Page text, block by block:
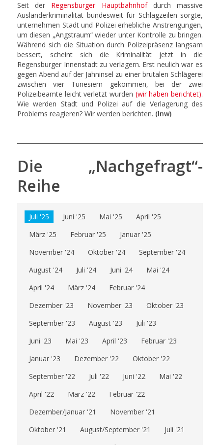
Seit der Regensburger Hauptbahnhofdurch massive
Ausländerkriminalität bundesweit für Schlagzeilen sorgte,
unternehmen Stadt und Polizei erhebliche Anstrengungen,
um diesen „Angstraum“ wieder unter Kontrolle zu bringen.
Während sich die Situation durch Polizeipräsenz langsam
bessert, scheint sich die Kriminalität jetzt in die
Regensburger Innenstadt zu verlagern. Erst neulich war es
gegen Abend auf der Jahninsel zu einer brutalen Schlägerei
zwischen vier Tunesiern gekommen, bei der zwei
Polizeibeamte leicht verletzt wurden (wir haben berichtet).
Wie werden Stadt und Polizei auf die Verlagerung des
Problems reagieren? Wir werden berichten. (lnw)
Die „Nachgefragt“-
Reihe
Juli '25 Juni '25 Mai '25
April '25
März '25
Februar '25
Januar '25
November '24
Oktober '24
September '24
August '24
Juli '24 Juni '24
Mai '24
April '24
März '24
Februar '24
Dezember '23
November '23
Oktober '23
September '23
August '23
Juli '23
Juni '23
Mai '23 April '23
Februar '23
Januar '23
Dezember '22
Oktober '22
September '22
Juli '22 Juni '22
Mai '22
April '22
März '22
Februar '22
Dezember/Januar '21
November '21
Oktober '21
August/September '21
Juli '21